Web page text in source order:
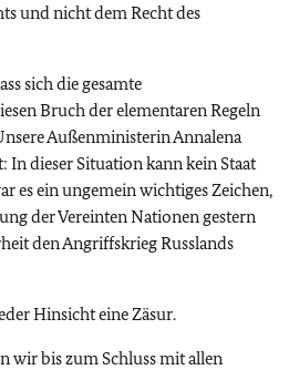
und nicht dem Recht des
sich die gesamte
Bruch der elementaren Regeln
Außenministerin Annalena
In dieser Situation kann kein Staat
es ein ungemein wichtiges Zeichen,
der Vereinten Nationen gestern
den Angriffskrieg Russlands
Hinsicht eine Zäsur.
wir bis zum Schluss mit allen